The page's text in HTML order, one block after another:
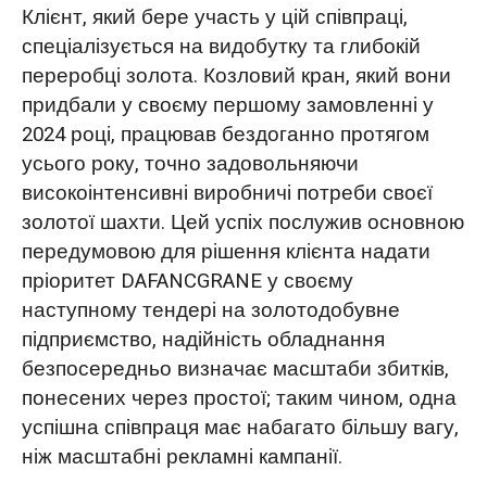
Клієнт, який бере участь у цій співпраці,
спеціалізується на видобутку та глибокій
переробці золота. Козловий кран, який вони
придбали у своєму першому замовленні у
2024 році, працював бездоганно протягом
усього року, точно задовольняючи
високоінтенсивні виробничі потреби своєї
золотої шахти. Цей успіх послужив основною
передумовою для рішення клієнта надати
пріоритет DAFANCGRANE у своєму
наступному тендері на золотодобувне
підприємство, надійність обладнання
безпосередньо визначає масштаби збитків,
понесених через простої; таким чином, одна
успішна співпраця має набагато більшу вагу,
ніж масштабні рекламні кампанії.